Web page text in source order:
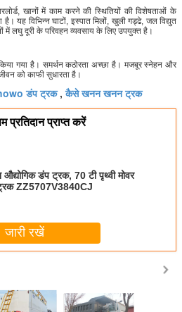
खानों में काम करने की स्थितियों की विशेषताओं के
है। यह विभिन्न घाटों, इस्पात मिलों, खुली गड्ढे, जल विद्युत
में लघु दूरी के परिवहन व्यवसाय के लिए उपयुक्त है।
गया है। समर्थन कठोरता अच्छा है। मजबूर स्नेहन और
को काफी सुधारता है।
डंप ट्रक,कैसे खनन खनन ट्रक
प्रतिदान प्राप्त करें
डंप ट्रक, 70 टी पृथ्वी मोवर
ZZ5707V3840CJ
जारी रखें